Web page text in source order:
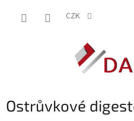
CZK
Ostrůvkové